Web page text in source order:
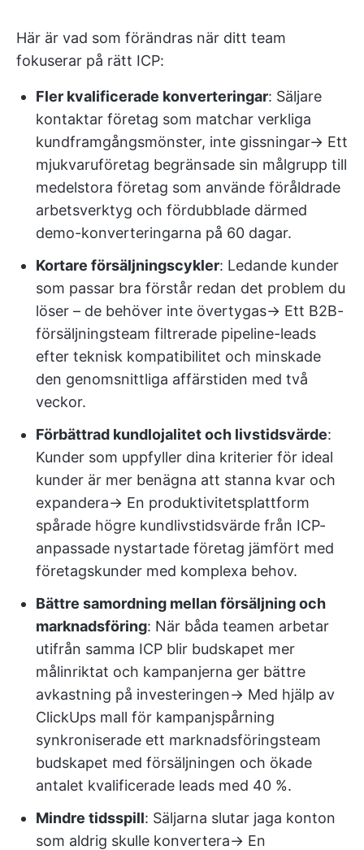
Här är vad som förändras när ditt team
fokuserar på rätt ICP:
Fler kvalificerade konverteringar: Säljare
kontaktar företag som matchar verkliga
kundframgångsmönster, inte gissningar→ Ett
mjukvaruföretag begränsade sin målgrupp till
medelstora företag som använde föråldrade
arbetsverktyg och fördubblade därmed
demo-konverteringarna på 60 dagar.
Kortare försäljningscykler: Ledande kunder
som passar bra förstår redan det problem du
löser – de behöver inte övertygas→ Ett B2B-
försäljningsteam filtrerade pipeline-leads
efter teknisk kompatibilitet och minskade
den genomsnittliga affärstiden med två
veckor.
Förbättrad kundlojalitet och livstidsvärde:
Kunder som uppfyller dina kriterier för ideal
kunder är mer benägna att stanna kvar och
expandera→ En produktivitetsplattform
spårade högre kundlivstidsvärde från ICP-
anpassade nystartade företag jämfört med
företagskunder med komplexa behov.
Bättre samordning mellan försäljning och
marknadsföring: När båda teamen arbetar
utifrån samma ICP blir budskapet mer
målinriktat och kampanjerna ger bättre
avkastning på investeringen→ Med hjälp av
ClickUps mall för kampanjspårning
synkroniserade ett marknadsföringsteam
budskapet med försäljningen och ökade
antalet kvalificerade leads med 40 %.
Mindre tidsspill: Säljarna slutar jaga konton
som aldrig skulle konvertera→ En